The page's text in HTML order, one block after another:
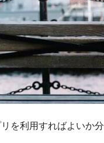
を利用すればよいか分